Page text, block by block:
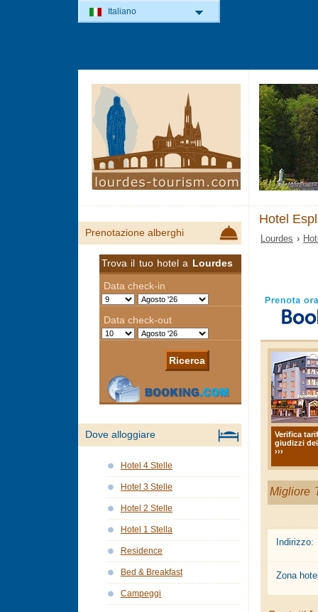
Hotel
Lourdes ›
Verifica
giudizzi
›››
Migliore
Indirizzo:
Zona
Prenotazione alberghi
Trova il tuo hotel a Lourdes
Dove alloggiare
Hotel 4 Stelle
Hotel 3 Stelle
Hotel 2 Stelle
Hotel 1 Stella
Residence
Bed & Breakfast
Campeggi
Italiano